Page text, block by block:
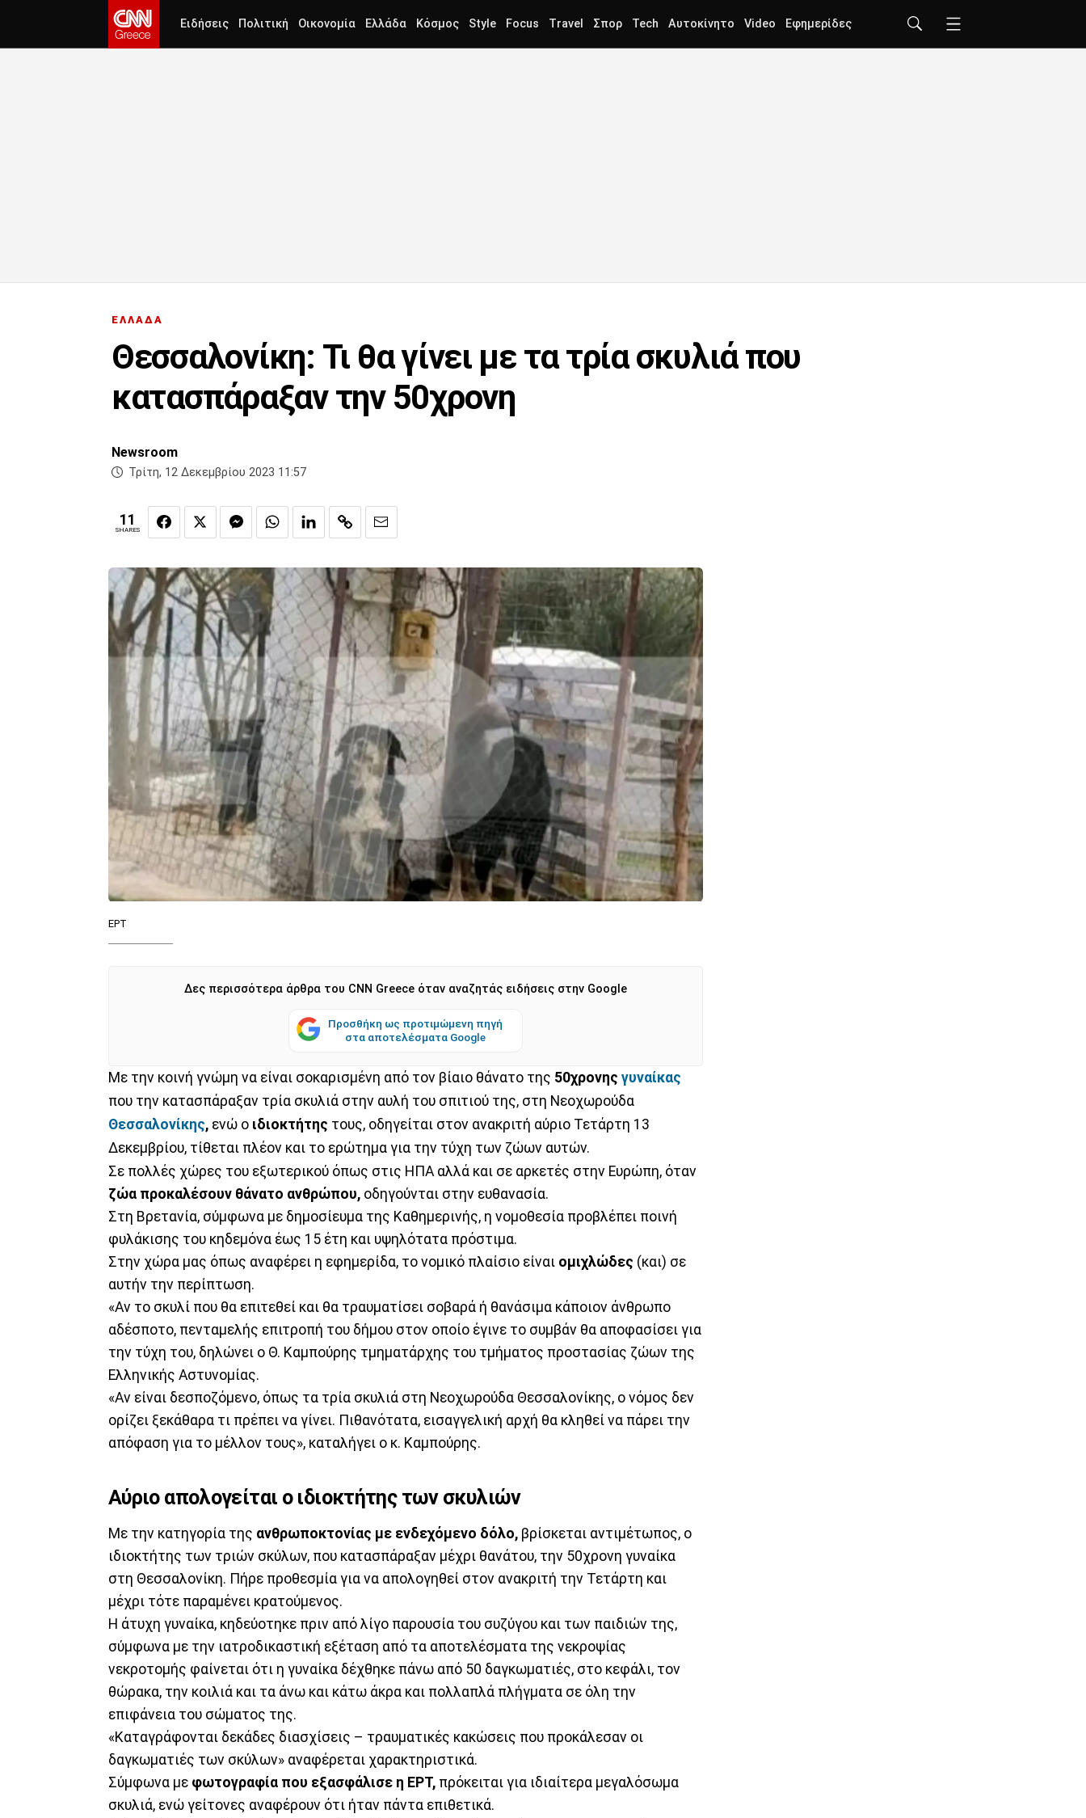
Ειδήσεις Πολιτική Οικονομία Ελλάδα Κόσμος Style Focus Travel Σπορ Tech Αυτοκίνητο Video Εφημερίδες
ΕΛΛΑΔΑ
Θεσσαλονίκη: Τι θα γίνει με τα τρία σκυλιά που
κατασπάραξαν την 50χρονη
Newsroom
Τρίτη, 12 Δεκεμβρίου 2023 11:57
11
SHARES
ΕΡΤ
Δες περισσότερα άρθρα του CNN Greece όταν αναζητάς ειδήσεις στην Google
Προσθήκη ως προτιμώμενη πηγή
στα αποτελέσματα Google
Με την κοινή γνώμη να είναι σοκαρισμένη από τον βίαιο θάνατο της 50χρονης γυναίκας
που την κατασπάραξαν τρία σκυλιά στην αυλή του σπιτιού της, στη Νεοχωρούδα
Θεσσαλονίκης, ενώ ο ιδιοκτήτης τους, οδηγείται στον ανακριτή αύριο Τετάρτη 13
Δεκεμβρίου, τίθεται πλέον και το ερώτημα για την τύχη των ζώων αυτών.
Σε πολλές χώρες του εξωτερικού όπως στις ΗΠΑ αλλά και σε αρκετές στην Ευρώπη, όταν
ζώα προκαλέσουν θάνατο ανθρώπου, οδηγούνται στην ευθανασία.
Στη Βρετανία, σύμφωνα με δημοσίευμα της Καθημερινής, η νομοθεσία προβλέπει ποινή
φυλάκισης του κηδεμόνα έως 15 έτη και υψηλότατα πρόστιμα.
Στην χώρα μας όπως αναφέρει η εφημερίδα, το νομικό πλαίσιο είναι ομιχλώδες (και) σε
αυτήν την περίπτωση.
«Αν το σκυλί που θα επιτεθεί και θα τραυματίσει σοβαρά ή θανάσιμα κάποιον άνθρωπο
αδέσποτο, πενταμελής επιτροπή του δήμου στον οποίο έγινε το συμβάν θα αποφασίσει για
την τύχη του, δηλώνει ο Θ. Καμπούρης τμηματάρχης του τμήματος προστασίας ζώων της
Ελληνικής Αστυνομίας.
«Αν είναι δεσποζόμενο, όπως τα τρία σκυλιά στη Νεοχωρούδα Θεσσαλονίκης, ο νόμος δεν
ορίζει ξεκάθαρα τι πρέπει να γίνει. Πιθανότατα, εισαγγελική αρχή θα κληθεί να πάρει την
απόφαση για το μέλλον τους», καταλήγει ο κ. Καμπούρης.
Αύριο απολογείται ο ιδιοκτήτης των σκυλιών
Με την κατηγορία της ανθρωποκτονίας με ενδεχόμενο δόλο, βρίσκεται αντιμέτωπος, ο
ιδιοκτήτης των τριών σκύλων, που κατασπάραξαν μέχρι θανάτου, την 50χρονη γυναίκα
στη Θεσσαλονίκη. Πήρε προθεσμία για να απολογηθεί στον ανακριτή την Τετάρτη και
μέχρι τότε παραμένει κρατούμενος.
Η άτυχη γυναίκα, κηδεύοτηκε πριν από λίγο παρουσία του συζύγου και των παιδιών της,
σύμφωνα με την ιατροδικαστική εξέταση από τα αποτελέσματα της νεκροψίας
νεκροτομής φαίνεται ότι η γυναίκα δέχθηκε πάνω από 50 δαγκωματιές, στο κεφάλι, τον
θώρακα, την κοιλιά και τα άνω και κάτω άκρα και πολλαπλά πλήγματα σε όλη την
επιφάνεια του σώματος της.
«Καταγράφονται δεκάδες διασχίσεις – τραυματικές κακώσεις που προκάλεσαν οι
δαγκωματιές των σκύλων» αναφέρεται χαρακτηριστικά.
Σύμφωνα με φωτογραφία που εξασφάλισε η ΕΡΤ, πρόκειται για ιδιαίτερα μεγαλόσωμα
σκυλιά, ενώ γείτονες αναφέρουν ότι ήταν πάντα επιθετικά.